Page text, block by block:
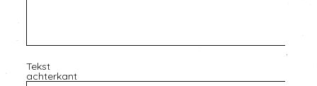
Tekst
achterkant